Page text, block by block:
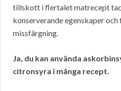
tillskott i flertalet matrecept
konserverande egenskaper
missfärgning.
Ja, du kan använda
citronsyra i många recept.